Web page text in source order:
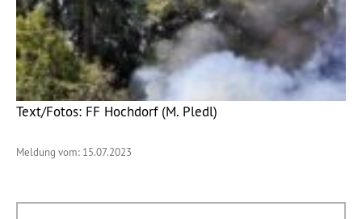
Text/Fotos: FF Hochdorf (M. Pledl)
Meldung vom: 15.07.2023